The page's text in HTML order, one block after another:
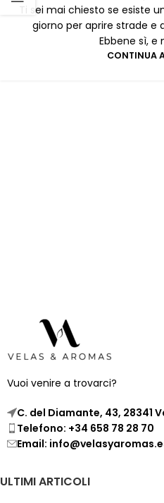
Ti sei mai chiesto se esiste
giorno per aprire strade e
Ebbene sì, e
CONTINUA
Vuoi venire a trovarci?
C. del Diamante, 43, 28341
Telefono: +34 658 78 28 70
Email:
ULTIMI ARTICOLI